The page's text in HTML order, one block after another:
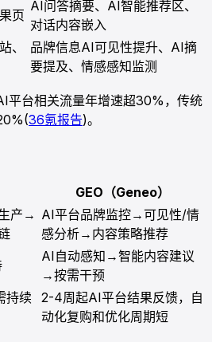
页
AI问答摘要、AI智能推荐区、
对话内容嵌入
、
品牌信息AI可见性提升、AI摘
要提及、情感感知监测
平台相关流量年增速超30%，传统
36氪报告)。
GEO（Geneo）
产→ AI平台品牌监控→可见性/情
感分析→内容策略推荐
AI自动感知→智能内容建议
→按需干预
持续
2-4周起AI平台结果反馈，自
动化复购和优化周期短